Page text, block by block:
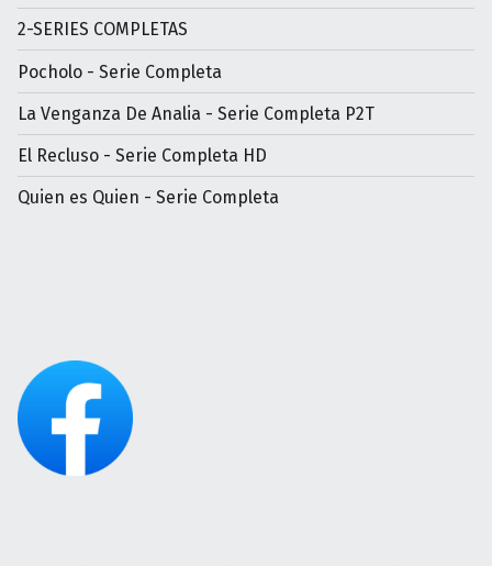
2-SERIES COMPLETAS
Pocholo - Serie Completa
La Venganza De Analia - Serie Completa P2T
El Recluso - Serie Completa HD
Quien es Quien - Serie Completa